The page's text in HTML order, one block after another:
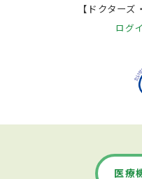
【ドクターズ
ログ
医療